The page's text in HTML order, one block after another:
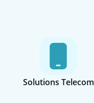
Solutions Telecom